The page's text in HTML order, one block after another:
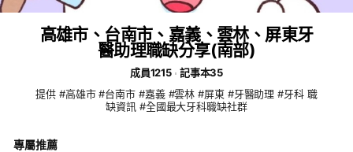
高雄市、台南市、嘉義、雲林、屏東牙
醫助理職缺分享(南部)
成員1215
記事本35
提供 #高雄市 #台南市 #嘉義 #雲林 #屏東 #牙醫助理 #牙科 職
缺資訊 #全國最大牙科職缺社群
專屬推薦